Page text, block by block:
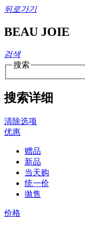
뒤로가기
BEAU JOIE
검색
搜索
搜索详细
清除选项
优惠
赠品
新品
当天购
统一价
拋售
价格